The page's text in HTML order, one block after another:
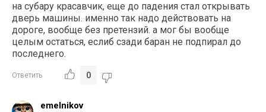
на субару красавчик, еще до падения стал открывать
дверь машины. именно так надо действовать на
дороге, вообще без претензий. а мог бы вообще
целым остаться, еслиб сзади баран не подпирал до
последнего.
Ответить 0
emelnikov